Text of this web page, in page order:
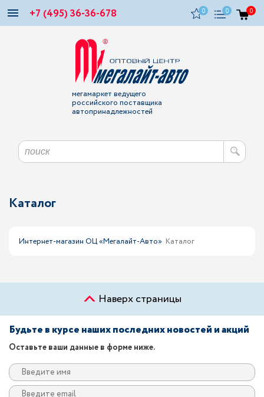
+7 (495) 36-36-678 0 0 0
мегамаркет ведущего
российского поставщика
автопринадлежностей
Каталог
Интернет-магазин ОЦ «Мегалайт-Авто» Каталог
Наверх страницы
Будьте в курсе наших последних новостей и акций
Оставьте ваши данные в форме ниже.